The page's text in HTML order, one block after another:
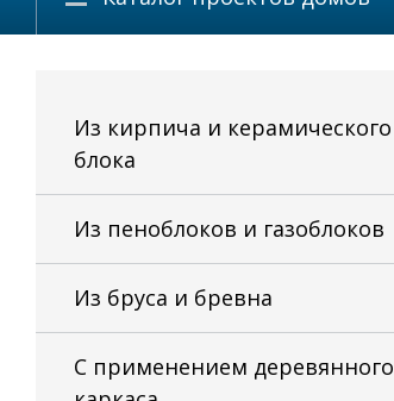
Из кирпича и керамического
блока
Из пеноблоков и газоблоков
Из бруса и бревна
С применением деревянного